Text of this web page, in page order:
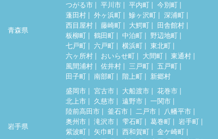
青森県
つがる市
平川市 平内町
今別町
蓬田村
外ヶ浜町 鰺ヶ沢町
深浦町
西目屋村
藤崎町 大鰐町
田舎館村
板柳町
鶴田町 中泊町
野辺地町
七戸町
六戸町 横浜町
東北町
六ヶ所村
おいらせ町 大間町
東通村
風間浦村
佐井村 三戸町
五戸町
田子町
南部町 階上町 新郷村
岩手県
盛岡市 宮古市 大船渡市
花巻市
北上市
久慈市 遠野市
一関市
陸前高田市
釜石市 二戸市
八幡平市
奥州市
滝沢市 雫石町 葛巻町
岩手町
紫波町
矢巾町 西和賀町
金ケ崎町